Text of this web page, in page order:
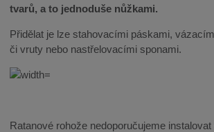
tvarů, a to jednoduše nůžkami.
Přidělat je lze stahovacími páskami,
či vruty nebo nastřelovacími sponami.
Ratanové rohože nedoporučujeme